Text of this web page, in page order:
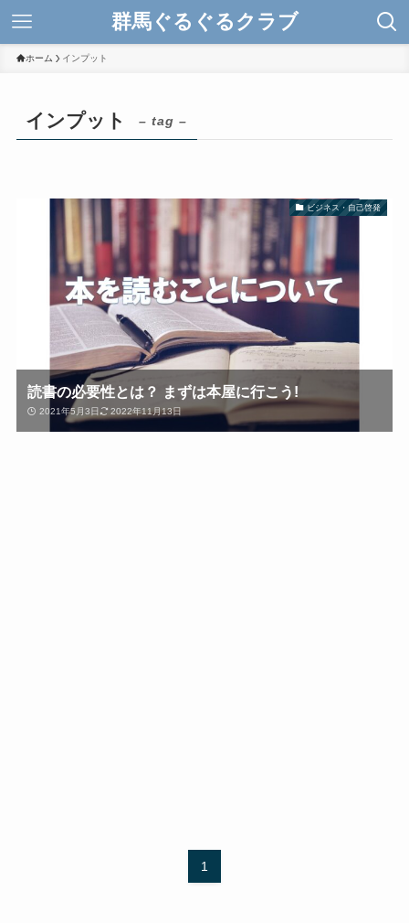
群馬ぐるぐるクラブ
ホーム インプット
インプット – tag –
ビジネス・自己啓発
読書の必要性とは？ まずは本屋に行こう!
2021年5月3日 2022年11月13日
1